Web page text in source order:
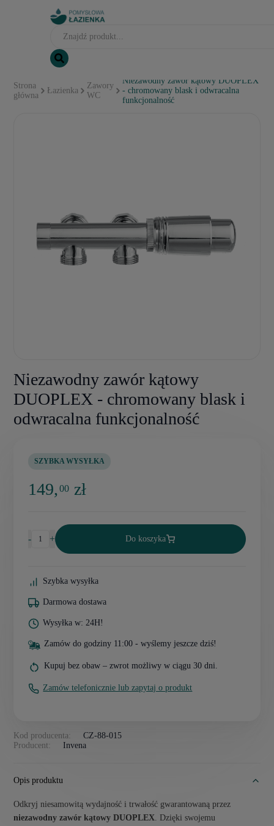
Strona
główna
Łazienka
Zawory
WC
Niezawodny zawór kątowy DUOPLEX
- chromowany blask i odwracalna
funkcjonalność
Niezawodny zawór kątowy
DUOPLEX - chromowany blask i
odwracalna funkcjonalność
Kod producenta:
CZ-88-015
Producent:
Invena
SZYBKA WYSYŁKA
149,00 zł
- + Do koszyka
Szybka wysyłka
Darmowa dostawa
Wysyłka w: 24H!
Zamów do godziny 11:00 - wyślemy jeszcze dziś!
Kupuj bez obaw – zwrot możliwy w ciągu 30 dni.
Zamów telefonicznie lub zapytaj o produkt
Opis produktu
Odkryj niesamowitą wydajność i trwałość gwarantowaną przez
niezawodny zawór kątowy DUOPLEX. Dzięki swojemu